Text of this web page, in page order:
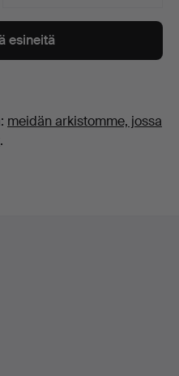
esineitä
meidän arkistomme, jossa
.